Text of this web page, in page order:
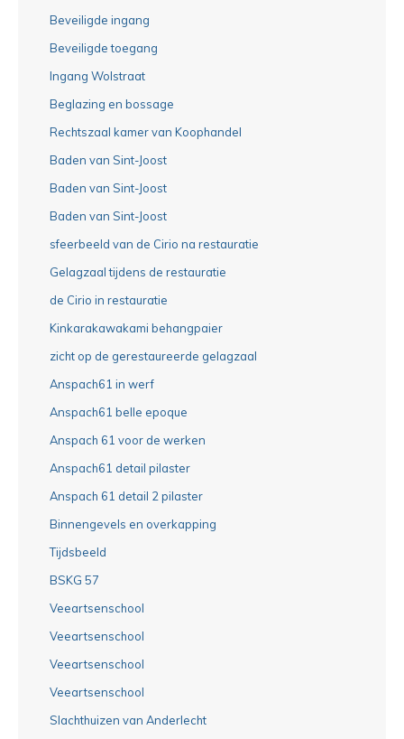
Beveiligde ingang
Beveiligde toegang
Ingang Wolstraat
Beglazing en bossage
Rechtszaal kamer van Koophandel
Baden van Sint-Joost
Baden van Sint-Joost
Baden van Sint-Joost
sfeerbeeld van de Cirio na restauratie
Gelagzaal tijdens de restauratie
de Cirio in restauratie
Kinkarakawakami behangpaier
zicht op de gerestaureerde gelagzaal
Anspach61 in werf
Anspach61 belle epoque
Anspach 61 voor de werken
Anspach61 detail pilaster
Anspach 61 detail 2 pilaster
Binnengevels en overkapping
Tijdsbeeld
BSKG 57
Veeartsenschool
Veeartsenschool
Veeartsenschool
Veeartsenschool
Slachthuizen van Anderlecht